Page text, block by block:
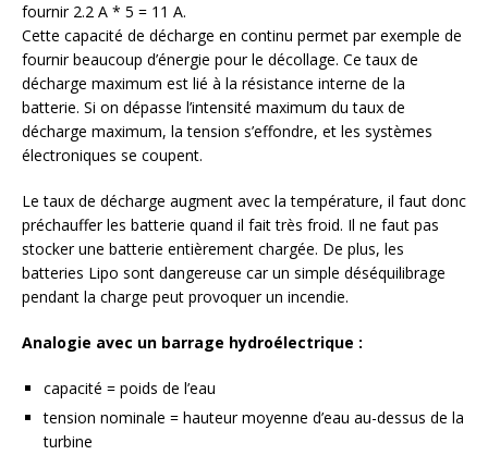
fournir 2.2 A * 5 = 11 A.
Cette capacité de décharge en continu permet par exemple de
fournir beaucoup d’énergie pour le décollage. Ce taux de
décharge maximum est lié à la résistance interne de la
batterie. Si on dépasse l’intensité maximum du taux de
décharge maximum, la tension s’effondre, et les systèmes
électroniques se coupent.
Le taux de décharge augment avec la température, il faut donc
préchauffer les batterie quand il fait très froid. Il ne faut pas
stocker une batterie entièrement chargée. De plus, les
batteries Lipo sont dangereuse car un simple déséquilibrage
pendant la charge peut provoquer un incendie.
Analogie avec un barrage hydroélectrique :
capacité = poids de l’eau
tension nominale = hauteur moyenne d’eau au-dessus de la
turbine